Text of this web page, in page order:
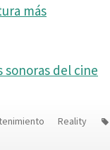
más
sonoras del cine
Reality